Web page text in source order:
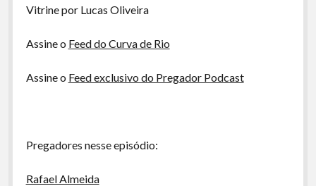
Vitrine por Lucas Oliveira
Assine o Feed do Curva de Rio
Assine o Feed exclusivo do Pregador Podcast
Pregadores nesse episódio:
Rafael Almeida